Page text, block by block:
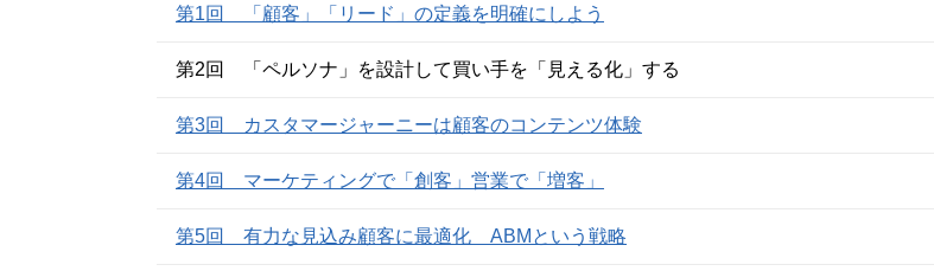
第1回 「顧客」「リード」の定義を明確にしよう
第2回 「ペルソナ」を設計して買い手を「見える化」する
第3回 カスタマージャーニーは顧客のコンテンツ体験
第4回 マーケティングで「創客」営業で「増客」
第5回 有力な見込み顧客に最適化 ABMという戦略